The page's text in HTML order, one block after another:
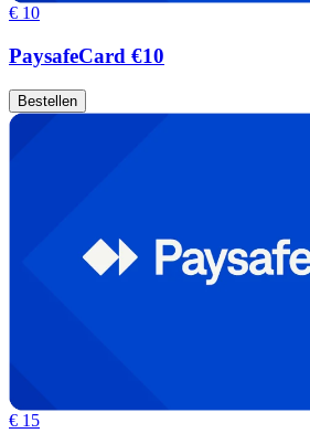
€ 10
PaysafeCard €10
Bestellen
€ 15